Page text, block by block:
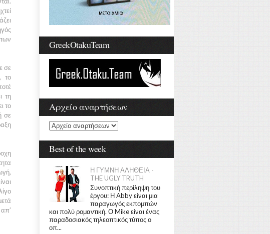
σε
το
τη
το
σε
GreekOtakuTeam
Αρχείο αναρτήσεων
Best of the week
Η ΓΥΜΝΗ ΑΛΗΘΕΙΑ -
THE UGLY TRUTH
Συνοπτική περίληψη του
έργου: Η Abby είναι μια
παραγωγός εκπομπών
και πολύ ρομαντική. Ο Mike είναι ένας
παραδοσιακός τηλεοπτικός τύπος ο
οπ...